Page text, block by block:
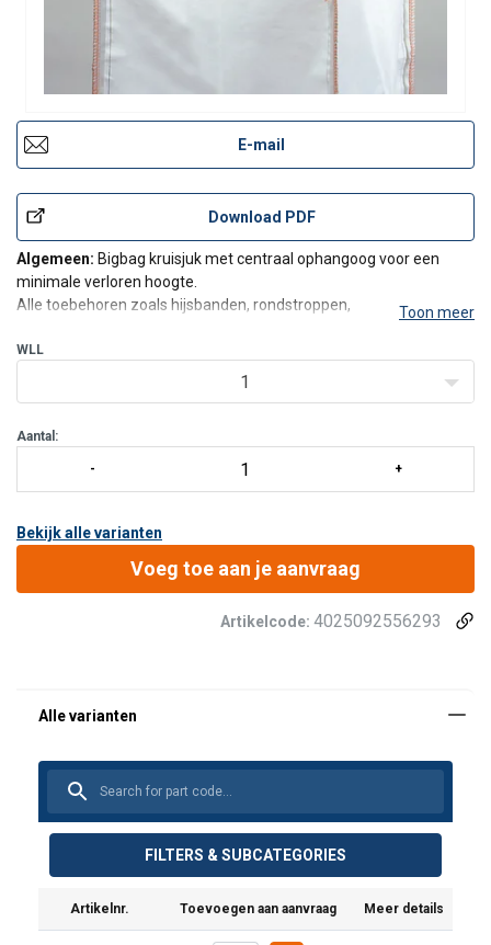
E-mail
Download PDF
Algemeen: Bigbag kruisjuk met centraal ophangoog voor een
minimale verloren hoogte.
Alle toebehoren zoals hijsbanden, rondstroppen,
Al onze hijsbalken zijn geschikt voor industrieel gebruik.
CE-certificaat. Keuring door externe part
Toon meer
WLL
1
Aantal:
Bekijk alle varianten
Voeg toe aan je aanvraag
Artikelcode: 4025092556293
FILTERS & SUBCATEGORIES
Artikelnr. Toevoegen aan aanvraag Meer details